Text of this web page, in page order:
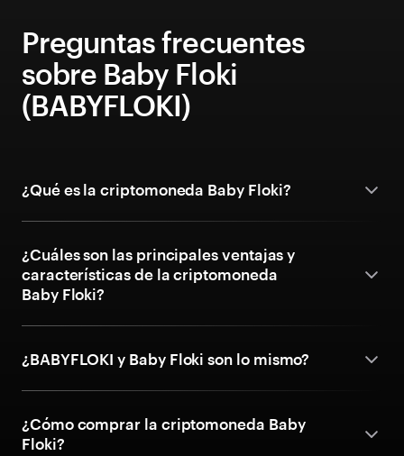
Preguntas frecuentes
sobre Baby Floki
(BABYFLOKI)
¿Qué es la criptomoneda Baby Floki?
¿Cuáles son las principales ventajas y
características de la criptomoneda
Baby Floki?
¿BABYFLOKI y Baby Floki son lo mismo?
¿Cómo comprar la criptomoneda Baby
Floki?